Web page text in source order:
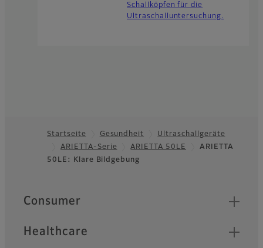
Schallköpfen für die
Ultraschalluntersuchung.
Footer
Startseite Gesundheit
Ultraschallgeräte
ARIETTA-Serie
ARIETTA 50LE
ARIETTA
50LE: Klare Bildgebung
Quick Links
Consumer
Healthcare